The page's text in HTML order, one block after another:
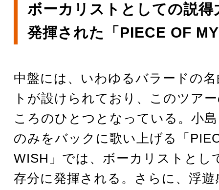
ボーカリストとしての説得
発揮された「PIECE OF
中盤には、いわゆるバラードの
トが設けられており、このツア
ころのひとつとなっている。小
のみをバックに歌い上げる「
WISH」では、ボーカリストとし
存分に発揮される。さらに、浮